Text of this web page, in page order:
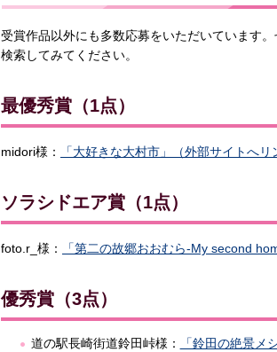
受賞作品以外にも多数応募をいただいています
検索してみてください。
最優秀賞（1点）
midori様： 「大好きな大村市」（外部サイトへリ
ソラシドエア賞（1点）
foto.r_様： 「第二の故郷おおむら-My second
優秀賞（3点）
道の駅長崎街道鈴田峠様：
「鈴田の絶景メ